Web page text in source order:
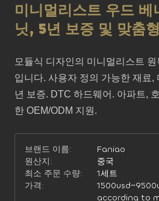
미니멀리스트 우드 베
닛, 5년 보증 및 맞춤
모듈식 디자인의 미니멀리스트
입니다. 사용자 정의 가능한 재료,
년 보증. DTC 하드웨어. 아파트,
한 OEM/ODM 지원.
브랜드 이름:
Faniao
원산지:
중국
최소 주문 수량:
1세트
가격:
according to